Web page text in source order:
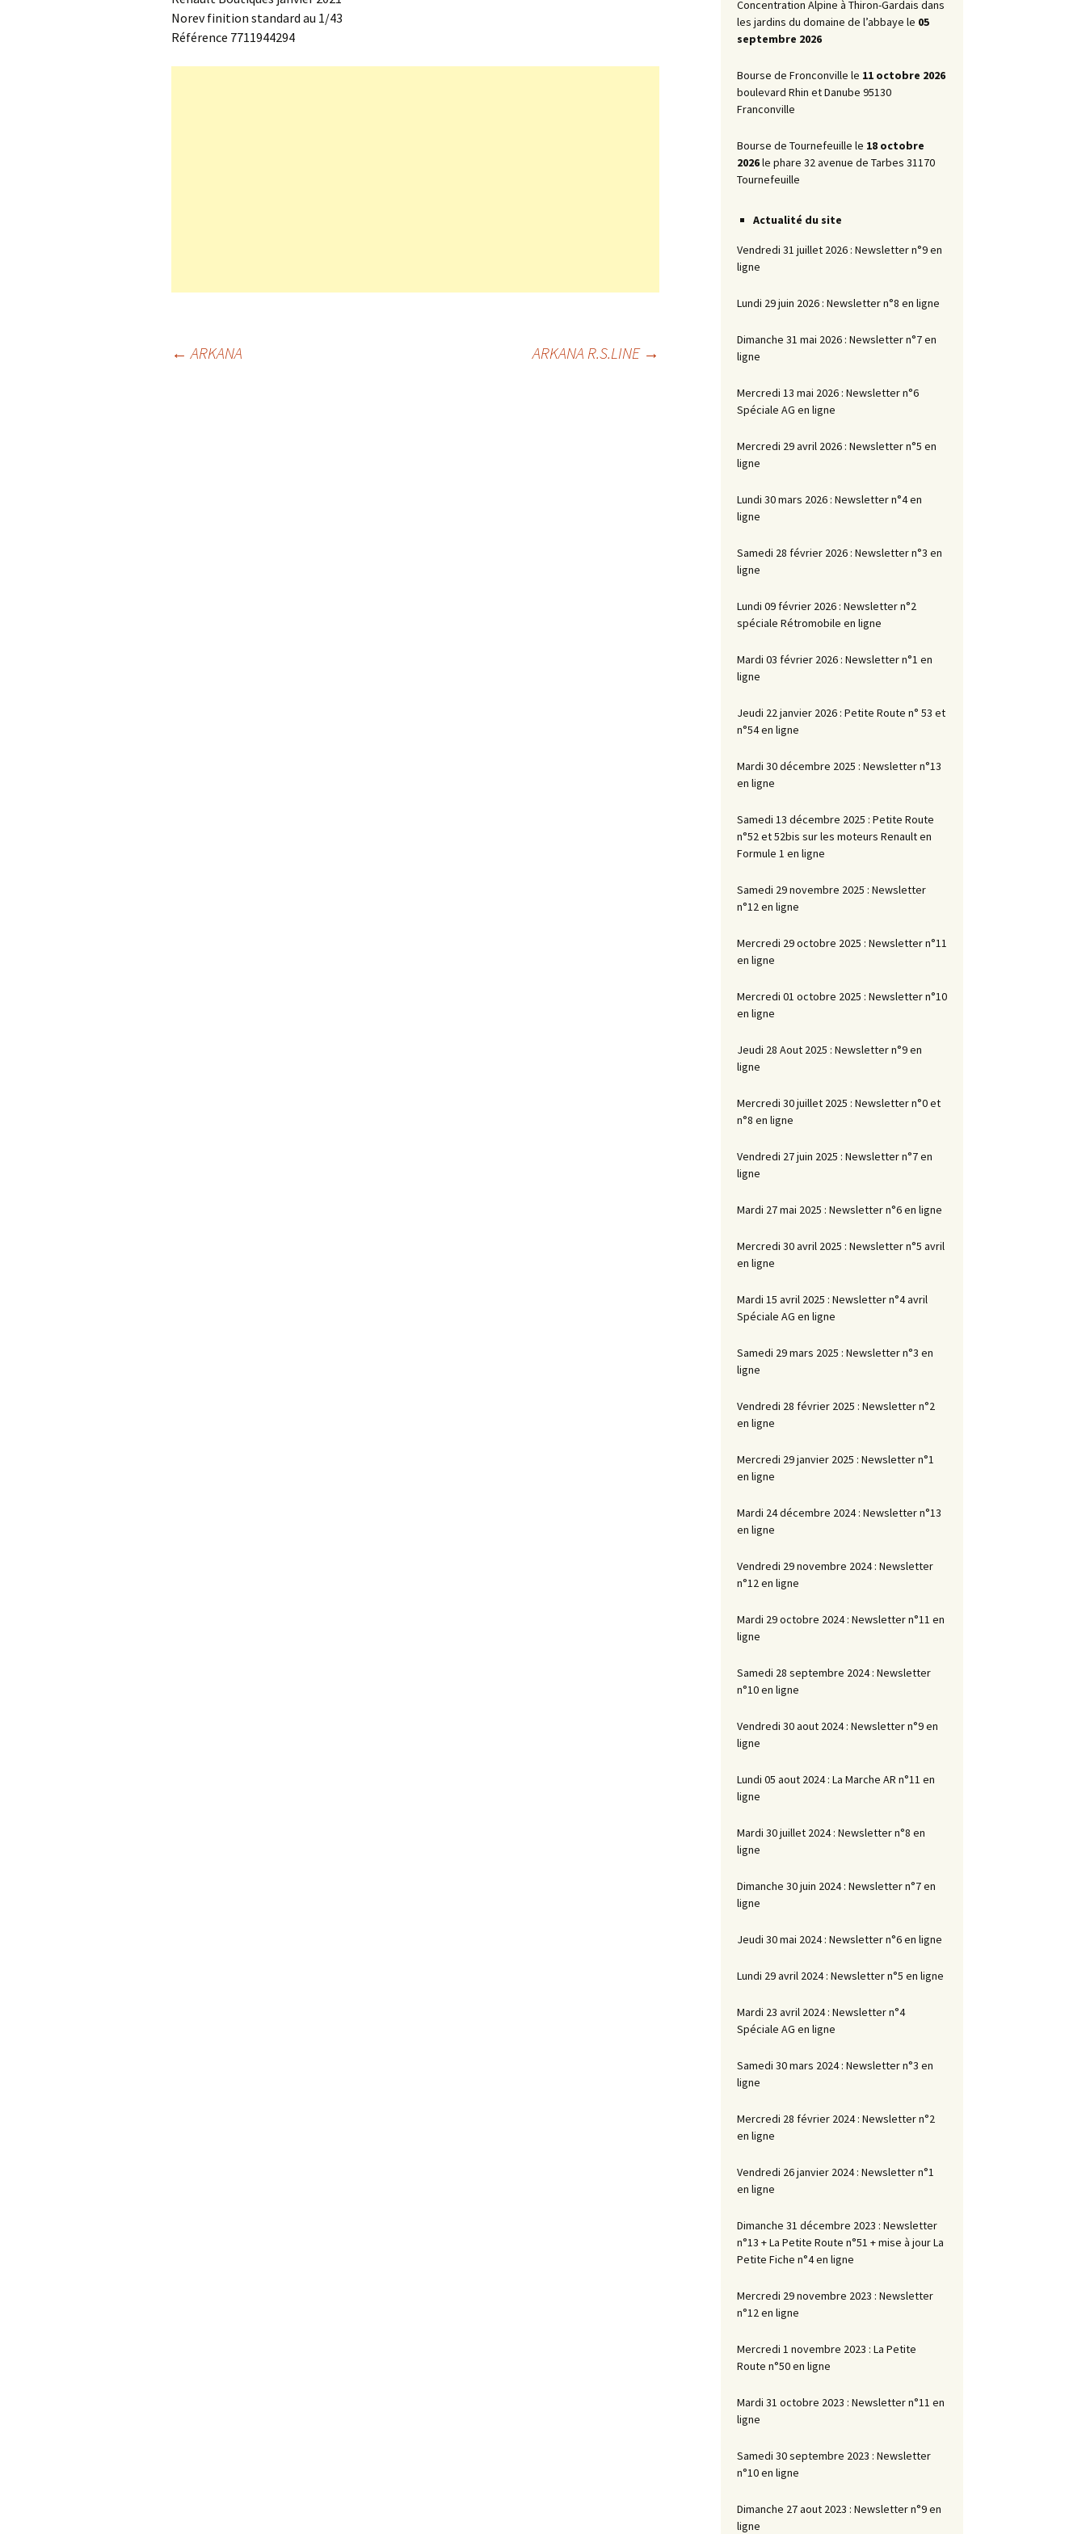
La Marche AR
Norev finition standard au 1/43
Référence 7711944294
Navigation
← ARKANA ARKANA R.S.LINE →
Concentration Alpine à Thiron-Gardais dans
les jardins du domaine de l’abbaye le 05
septembre 2026
Bourse de Fronconville le 11 octobre 2026
boulevard Rhin et Danube 95130
Franconville
Bourse de Tournefeuille le 18 octobre
2026le phare 32 avenue de Tarbes 31170
Tournefeuille
Actualité du site
Vendredi 31 juillet 2026 : Newsletter n°9 en
ligne
Lundi 29 juin 2026 : Newsletter n°8 en ligne
Dimanche 31 mai 2026 : Newsletter n°7 en
ligne
Mercredi 13 mai 2026 : Newsletter n°6
Spéciale AG en ligne
Mercredi 29 avril 2026 : Newsletter n°5 en
ligne
Lundi 30 mars 2026 : Newsletter n°4 en
ligne
Samedi 28 février 2026 : Newsletter n°3 en
ligne
Lundi 09 février 2026 : Newsletter n°2
spéciale Rétromobile en ligne
Mardi 03 février 2026 : Newsletter n°1 en
ligne
Jeudi 22 janvier 2026 : Petite Route n° 53 et
n°54 en ligne
Mardi 30 décembre 2025 : Newsletter n°13
en ligne
Samedi 13 décembre 2025 : Petite Route
n°52 et 52bis sur les moteurs Renault en
Formule 1 en ligne
Samedi 29 novembre 2025 : Newsletter
n°12 en ligne
Mercredi 29 octobre 2025 : Newsletter n°11
en ligne
Mercredi 01 octobre 2025 : Newsletter n°10
en ligne
Jeudi 28 Aout 2025 : Newsletter n°9 en
ligne
Mercredi 30 juillet 2025 : Newsletter n°0 et
n°8 en ligne
Vendredi 27 juin 2025 : Newsletter n°7 en
ligne
Mardi 27 mai 2025 : Newsletter n°6 en ligne
Mercredi 30 avril 2025 : Newsletter n°5 avril
en ligne
Mardi 15 avril 2025 : Newsletter n°4 avril
Spéciale AG en ligne
Samedi 29 mars 2025 : Newsletter n°3 en
ligne
Vendredi 28 février 2025 : Newsletter n°2
en ligne
Mercredi 29 janvier 2025 : Newsletter n°1
en ligne
Mardi 24 décembre 2024 : Newsletter n°13
en ligne
Vendredi 29 novembre 2024 : Newsletter
n°12 en ligne
Mardi 29 octobre 2024 : Newsletter n°11 en
ligne
Samedi 28 septembre 2024 : Newsletter
n°10 en ligne
Vendredi 30 aout 2024 : Newsletter n°9 en
ligne
Lundi 05 aout 2024 : La Marche AR n°11 en
ligne
Mardi 30 juillet 2024 : Newsletter n°8 en
ligne
Dimanche 30 juin 2024 : Newsletter n°7 en
ligne
Jeudi 30 mai 2024 : Newsletter n°6 en ligne
Lundi 29 avril 2024 : Newsletter n°5 en ligne
Mardi 23 avril 2024 : Newsletter n°4
Spéciale AG en ligne
Samedi 30 mars 2024 : Newsletter n°3 en
ligne
Mercredi 28 février 2024 : Newsletter n°2
en ligne
Vendredi 26 janvier 2024 : Newsletter n°1
en ligne
Dimanche 31 décembre 2023 : Newsletter
n°13 + La Petite Route n°51 + mise à jour La
Petite Fiche n°4 en ligne
Mercredi 29 novembre 2023 : Newsletter
n°12 en ligne
Mercredi 1 novembre 2023 : La Petite
Route n°50 en ligne
Mardi 31 octobre 2023 : Newsletter n°11 en
ligne
Samedi 30 septembre 2023 : Newsletter
n°10 en ligne
Dimanche 27 aout 2023 : Newsletter n°9 en
ligne